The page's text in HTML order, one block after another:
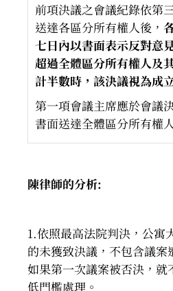
前項決議之會議紀錄依第
送達各區分所有權人後，
七日內以書面表示反對意
超過全體區分所有權人及
計半數時，該決議視為成
第一項會議主席應於會議
書面送達全體區分所有權
陳律師的分析:
1.依照最高法院判決，公寓
的未獲致決議，不包含議案
如果第一次議案被否決，就
低門檻處理。